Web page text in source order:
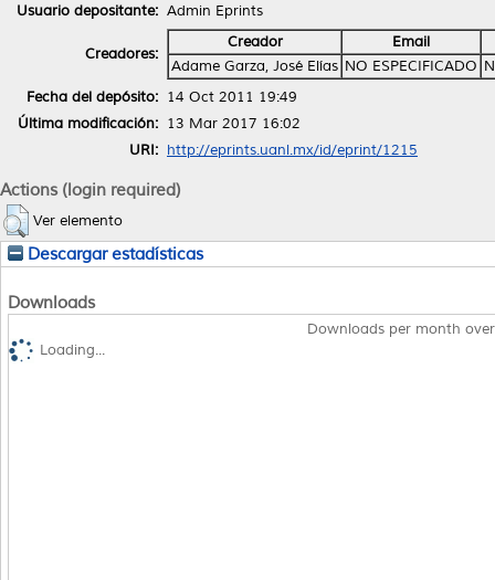
Usuario depositante: Admin Eprints
Creadores:
Creador
Email
Adame Garza, José Elías NO ESPECIFICADO
Fecha del depósito: 14 Oct 2011 19:49
Última modificación: 13 Mar 2017 16:02
URI: http://eprints.uanl.mx/id/eprint/1215
Actions (login required)
Ver elemento
Descargar estadísticas
Downloads
Downloads per month
Loading...